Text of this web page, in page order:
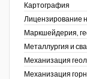
Картография
Лицензирование
Маркшейдерия,
Металлургия и
Механизация
Механизация